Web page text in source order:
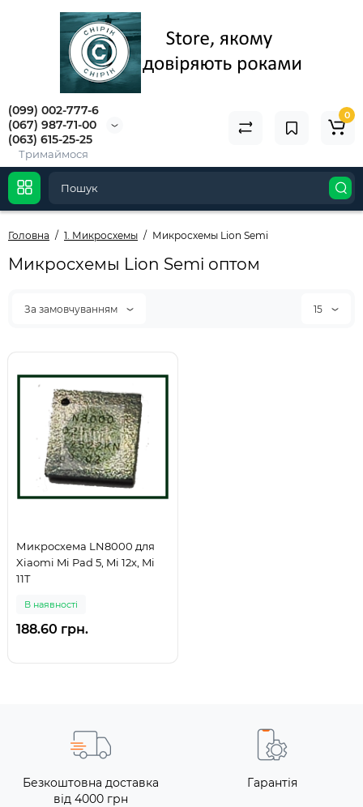
(099) 002-777-6
(067) 987-71-00
(063) 615-25-25
Тримаймося
0
Головна 1. Микросхемы Микросхемы Lion Semi
Микросхемы Lion Semi оптом
За замовчуванням 15
Микросхема LN8000 для
Xiaomi Mi Pad 5, Mi 12x, Mi
11T
В наявності
188.60 грн.
Безкоштовна доставка
від 4000 грн
Гарантія